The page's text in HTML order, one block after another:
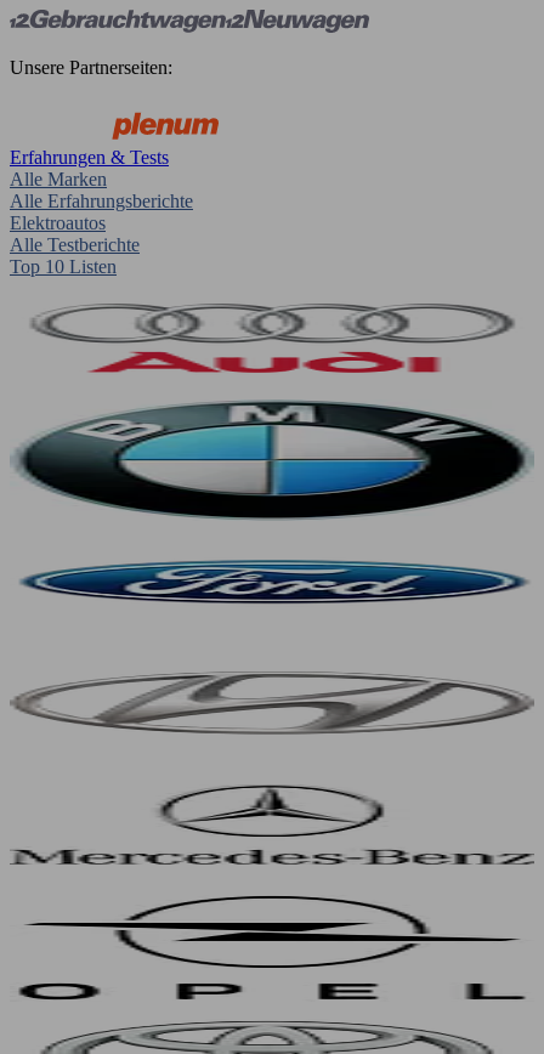
Unsere Partnerseiten:
Erfahrungen & Tests
Alle Marken
Alle Erfahrungsberichte
Elektroautos
Alle Testberichte
Top 10 Listen